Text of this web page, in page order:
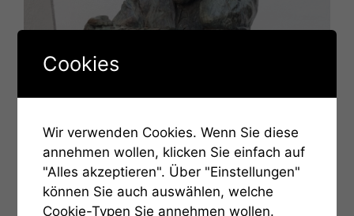
Cookies
Wir verwenden Cookies. Wenn Sie diese
annehmen wollen, klicken Sie einfach auf
"Alles akzeptieren". Über "Einstellungen"
können Sie auch auswählen, welche
Cookie-Typen Sie annehmen wollen.